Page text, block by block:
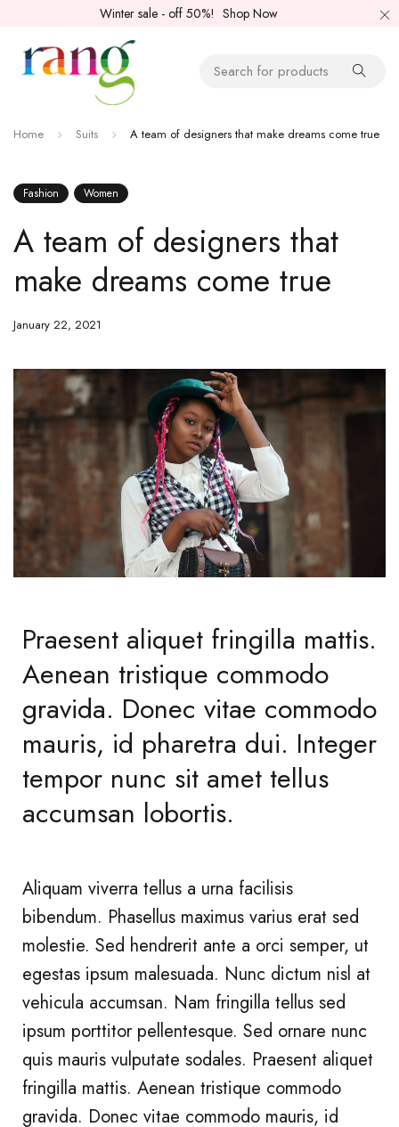
Winter sale - off 50%! Shop Now
Home Suits A team of designers that make dreams come true
Fashion Women
A team of designers that
make dreams come true
January 22, 2021
Praesent aliquet fringilla mattis.
Aenean tristique commodo
gravida. Donec vitae commodo
mauris, id pharetra dui. Integer
tempor nunc sit amet tellus
accumsan lobortis.
Aliquam viverra tellus a urna facilisis
bibendum. Phasellus maximus varius erat sed
molestie. Sed hendrerit ante a orci semper, ut
egestas ipsum malesuada. Nunc dictum nisl at
vehicula accumsan. Nam fringilla tellus sed
ipsum porttitor pellentesque. Sed ornare nunc
quis mauris vulputate sodales. Praesent aliquet
fringilla mattis. Aenean tristique commodo
gravida. Donec vitae commodo mauris, id